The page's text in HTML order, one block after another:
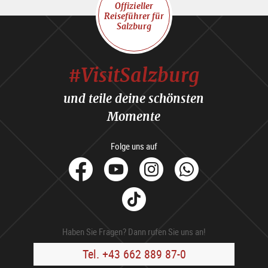
Offizieller
Reiseführer für
Salzburg
#VisitSalzburg
und teile deine schönsten
Momente
Folge uns auf
facebook
YoutubeInstagram
Tik
Tok
Haben Sie Fragen? Dann rufen Sie uns an!
Tel. +43 662 889 87-0